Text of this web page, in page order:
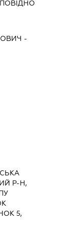
-
Р-Н,
5,